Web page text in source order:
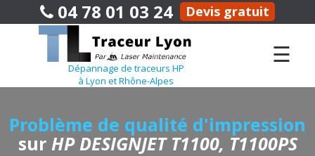
04 78 01 03 24 Devis gratuit
Dépannage de traceurs HP
à Lyon et Rhône-Alpes
☰
Problème de qualité d'impression
sur HP DESIGNJET T1100, T1100PS